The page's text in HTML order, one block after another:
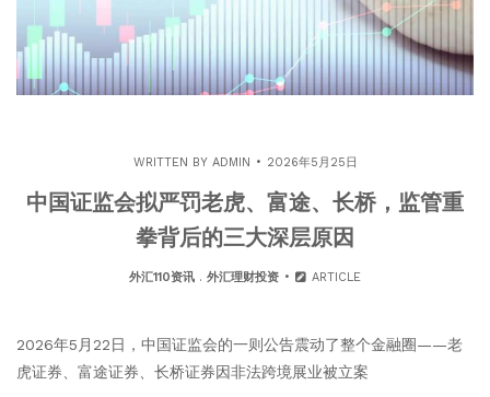
WRITTEN BY ADMIN 2026年5月25日
中国证监会拟严罚老虎、富途、长桥，监管重
拳背后的三大深层原因
外汇110资讯. 外汇理财投资 ARTICLE
2026年5月22日，中国证监会的一则公告震动了整个金融圈——老
虎证券、富途证券、长桥证券因非法跨境展业被立案